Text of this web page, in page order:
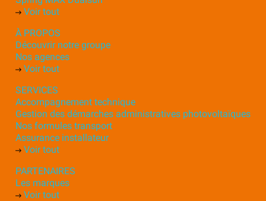
Voir tout
À PROPOS
Découvrir notre groupe
Nos agences
Voir tout
SERVICES
Accompagnement technique
Gestion des démarches administratives photovoltaïques
Nos formules transport
Assurance installateur
Voir tout
PARTENAIRES
Les marques
Voir tout